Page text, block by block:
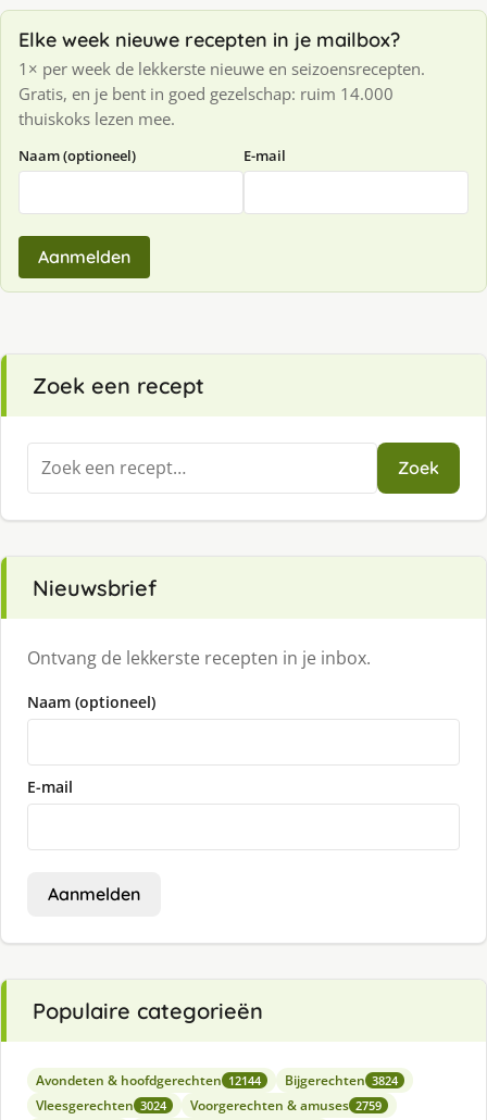
Elke week nieuwe recepten in je mailbox?
1× per week de lekkerste nieuwe en seizoensrecepten.
Gratis, en je bent in goed gezelschap: ruim 14.000
thuiskoks lezen mee.
Naam (optioneel) E-mail
Aanmelden
Zoek een recept
Zoeken
naar:
Zoek
Nieuwsbrief
Ontvang de lekkerste recepten in je inbox.
Naam (optioneel)
E-mail
Aanmelden
Populaire categorieën
Avondeten & hoofdgerechten 12144 Bijgerechten 3824
Vleesgerechten 3024 Voorgerechten & amuses 2759